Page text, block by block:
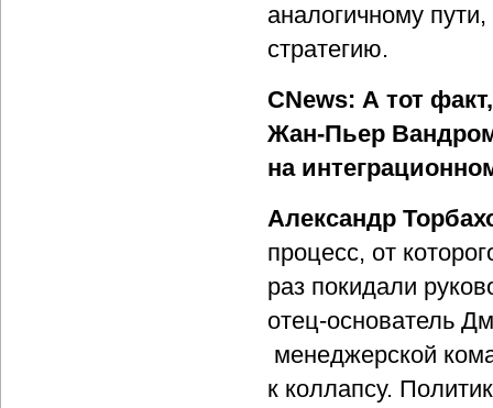
аналогичному
стратегию.
CNews: А тот
Жан-Пьер
на
Александр
процесс, от
раз покидали
отец-основатель
менеджерской
к коллапсу.